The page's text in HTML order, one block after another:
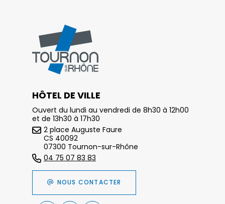
HÔTEL DE VILLE
Ouvert du lundi au vendredi de 8h30 à 12h00
et de 13h30 à 17h30
2 place Auguste Faure
CS 40092
07300 Tournon-sur-Rhône
04 75 07 83 83
NOUS CONTACTER